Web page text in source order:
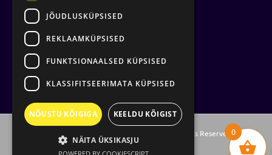
| Copyright © 2021-2025. All Rights Reserved.0
JÕUDLUSKÜPSISED
REKLAAMKÜPSISED
FUNKTSIONAALSED KÜPSISED
KLASSIFITSEERIMATA KÜPSISED
NÕUSTU KÕIGIGA KEELDU KÕIGIST
NÄITA ÜKSIKASJU